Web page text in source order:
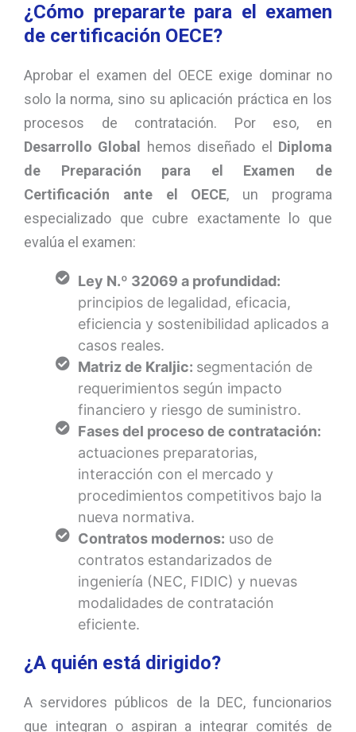
¿Cómo prepararte para el examen
de certificación OECE?
Aprobar el examen del OECE exige dominar no
solo la norma, sino su aplicación práctica en los
procesos de contratación. Por eso, en
Desarrollo Global
hemos diseñado el Diploma
de Preparación para el Examen de
Certificación ante el OECE, un programa
especializado que cubre exactamente lo que
evalúa el examen:
Ley N.º 32069 a profundidad:
principios de legalidad, eficacia,
eficiencia y sostenibilidad aplicados a
casos reales.
Matriz de Kraljic: segmentación de
requerimientos según impacto
financiero y riesgo de suministro.
Fases del proceso de contratación:
actuaciones preparatorias,
interacción con el mercado y
procedimientos competitivos bajo la
nueva normativa.
Contratos modernos: uso de
contratos estandarizados de
ingeniería (NEC, FIDIC) y nuevas
modalidades de contratación
eficiente.
¿A quién está dirigido?
A servidores públicos de la DEC, funcionarios
que integran o aspiran a integrar comités de